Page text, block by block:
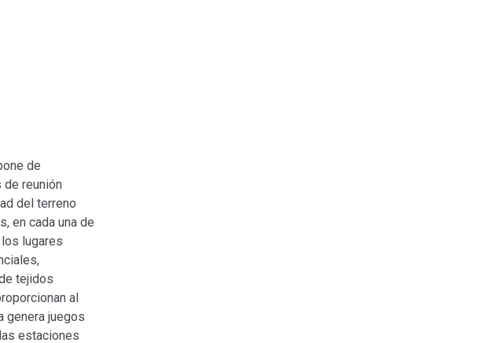
de
reunión
del terreno
en cada una de
lugares
tejidos
al
genera juegos
estaciones